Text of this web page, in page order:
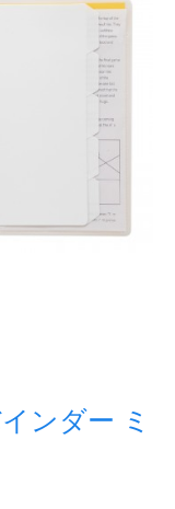
来
ンダー ミ